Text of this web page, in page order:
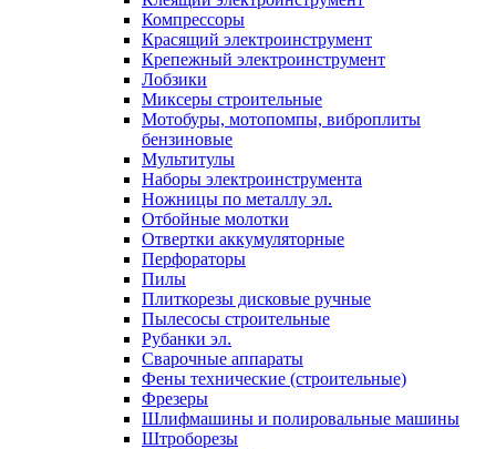
Компрессоры
Красящий электроинструмент
Крепежный электроинструмент
Лобзики
Миксеры строительные
Мотобуры, мотопомпы, виброплиты
бензиновые
Мультитулы
Наборы электроинструмента
Ножницы по металлу эл.
Отбойные молотки
Отвертки аккумуляторные
Перфораторы
Пилы
Плиткорезы дисковые ручные
Пылесосы строительные
Рубанки эл.
Сварочные аппараты
Фены технические (строительные)
Фрезеры
Шлифмашины и полировальные машины
Штроборезы